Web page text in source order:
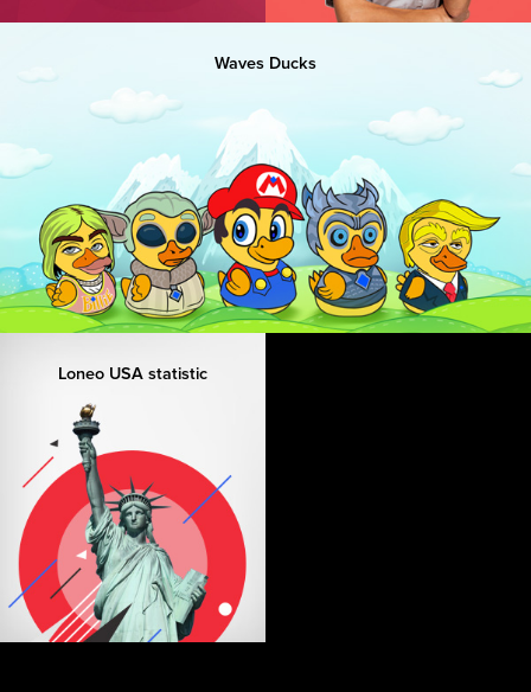
Waves Ducks
Loneo USA statistic